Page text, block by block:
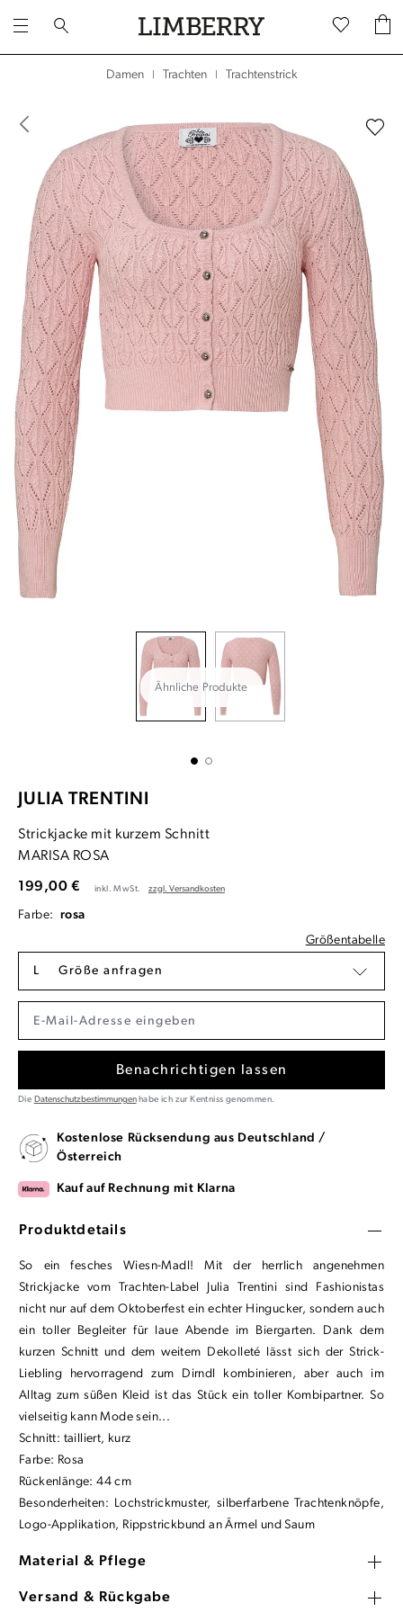
Damen Trachten Trachtenstrick
Ähnliche Produkte
JULIA TRENTINI
Strickjacke mit kurzem Schnitt
MARISA ROSA
199,00 € inkl. MwSt. zzgl. Versandkosten
Farbe: rosa
Größentabelle
L Größe anfragen
Benachrichtigen lassen
Die Datenschutzbestimmungenhabe ich zur Kentniss genommen.
Kostenlose Rücksendung aus Deutschland /
Österreich
Kauf auf Rechnung mit Klarna
Produktdetails
So ein fesches Wiesn-Madl! Mit der herrlich angenehmen
Strickjacke vom Trachten-Label Julia Trentini sind Fashionistas
nicht nur auf dem Oktoberfest ein echter Hingucker, sondern auch
ein toller Begleiter für laue Abende im Biergarten. Dank dem
kurzen Schnitt und dem weitem Dekolleté lässt sich der Strick-
Liebling hervorragend zum Dirndl kombinieren, aber auch im
Alltag zum süßen Kleid ist das Stück ein toller Kombipartner. So
vielseitig kann Mode sein...
Schnitt: tailliert, kurz
Farbe: Rosa
Rückenlänge: 44 cm
Besonderheiten: Lochstrickmuster, silberfarbene Trachtenknöpfe,
Logo-Applikation, Rippstrickbund an Ärmel und Saum
Material & Pflege
Versand & Rückgabe